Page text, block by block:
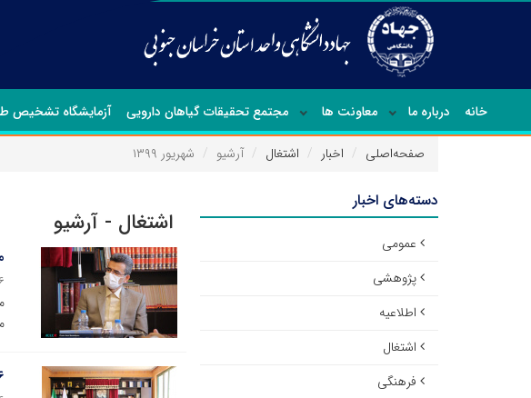
خانه درباره ما معاونت ها مجتمع تحقیقات گیاهان دارویی آزمایشگاه تشخیص
صفحه‌اصلی اخبار اشتغال آرشیو شهریور ۱۳۹۹
اشتغال - آرشیو
۲۶
۹۶۶
دسته‌های اخبار
عمومی
پژوهشی
اطلاعیه
اشتغال
فرهنگی